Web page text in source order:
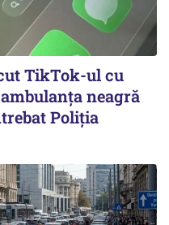
TikTok-ul cu
neagră
Poliția